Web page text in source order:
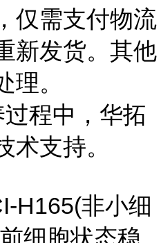
仅需支付物流
新发货。其他
理。
程中，华拓
术支持。
H165(非小细
细胞状态稳